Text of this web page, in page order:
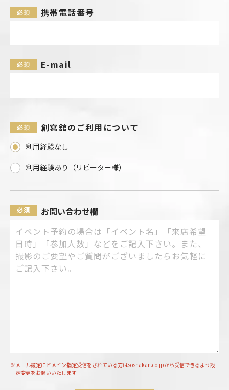
携帯電話番号
E-mail
創寫舘のご利用について
利用経験なし
利用経験あり（リピーター様）
お問い合わせ欄
※メール設定にドメイン指定受信をされている方はsoshakan.co.jpから受信できるよう設
定変更をお願いいたします